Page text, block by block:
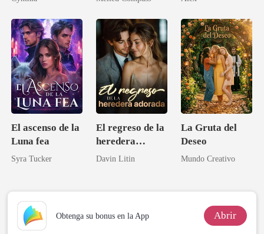
El ascenso de la
Luna fea
Syra Tucker
El regreso de la
heredera
adorada
Davin Litin
La Gruta del
Deseo
Mundo Creativo
Obtenga su bonus en la App Abrir